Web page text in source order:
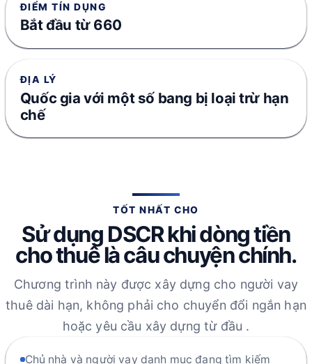
ĐIỂM TÍN DỤNG
Bắt đầu từ 660
ĐỊA LÝ
Quốc gia với một số bang bị loại trừ hạn
chế
TỐT NHẤT CHO
Sử dụng DSCR khi dòng tiền
cho thuê là câu chuyện chính.
Chương trình này được xây dựng cho người vay
thuê dài hạn, không phải cho chuyển đổi ngắn hạn
hoặc yêu cầu xây dựng từ đầu .
Chủ nhà và người vay danh mục đang tìm kiếm